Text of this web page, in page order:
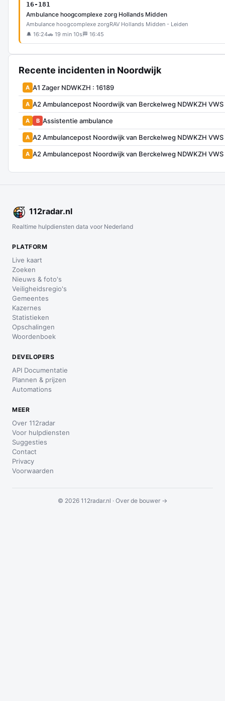
16-181
Ambulance hoogcomplexe zorg Hollands Midden
Ambulance hoogcomplexe zorgRAV Hollands Midden - Leiden
🔔 16:24🚗 19 min 10s 🏁 16:45
Recente incidenten in Noordwijk
A A1 Zager NDWKZH : 16189
A A2 Ambulancepost Noordwijk van Berckelweg NDWKZH VWS
A B Assistentie ambulance
A A2 Ambulancepost Noordwijk van Berckelweg NDWKZH VWS
A A2 Ambulancepost Noordwijk van Berckelweg NDWKZH VWS
112radar.nl
Realtime hulpdiensten data voor Nederland
PLATFORM
Live kaart
Zoeken
Nieuws & foto's
Veiligheidsregio's
Gemeentes
Kazernes
Statistieken
Opschalingen
Woordenboek
DEVELOPERS
API Documentatie
Plannen & prijzen
Automations
MEER
Over 112radar
Voor hulpdiensten
Suggesties
Contact
Privacy
Voorwaarden
© 2026 112radar.nl · Over de bouwer →